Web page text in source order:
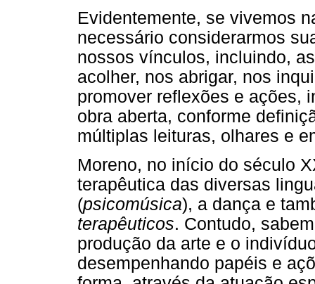
Evidentemente, se vivemos
necessário considerarmos
nossos vínculos, incluindo,
acolher, nos abrigar, nos
promover reflexões e ações,
obra aberta, conforme
múltiplas leituras, olhares e
Moreno, no início do século
terapêutica das diversas
(psicomúsica), a dança e
terapêuticos. Contudo,
produção da arte e o
desempenhando papéis e